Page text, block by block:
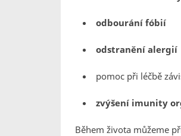
odbourání fóbií
odstranění alergií
pomoc při léčbě
zvýšení imunity
Během života můžeme